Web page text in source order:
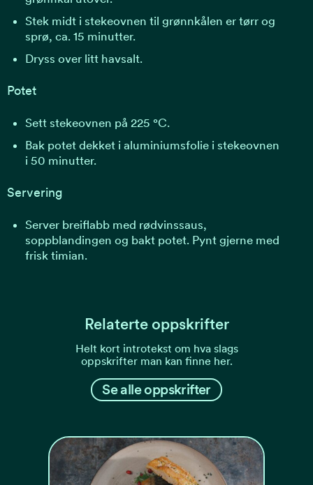
Stek midt i stekeovnen til grønnkålen er tørr og
sprø, ca. 15 minutter.
Dryss over litt havsalt.
Potet
Sett stekeovnen på 225 °C.
Bak potet dekket i aluminiumsfolie i stekeovnen
i 50 minutter.
Servering
Server breiflabb med rødvinssaus,
soppblandingen og bakt potet. Pynt gjerne med
frisk timian.
Relaterte oppskrifter
Helt kort introtekst om hva slags
oppskrifter man kan finne her.
Se alle oppskrifter